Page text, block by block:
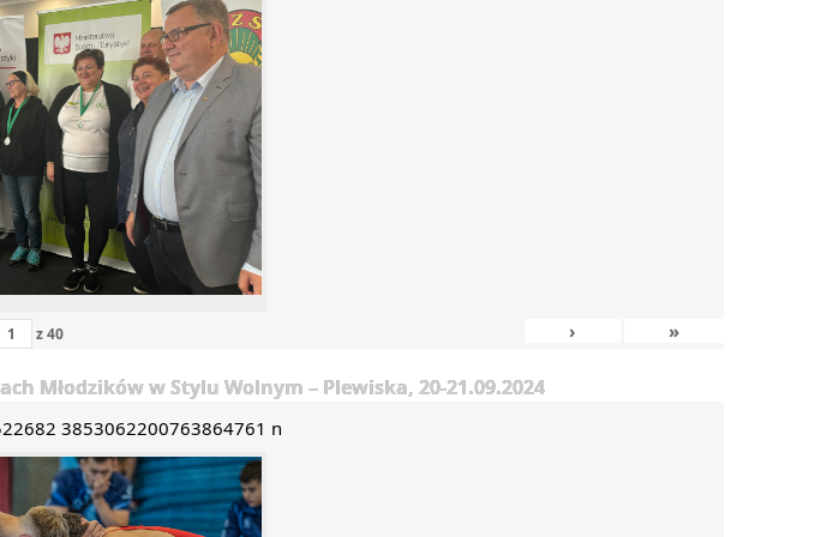
z40 › »
Młodzików w Stylu Wolnym – Plewiska, 20-21.09.2024
3853062200763864761 n